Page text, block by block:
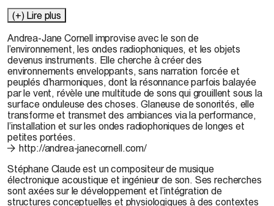
(+) Lire plus
Andrea-Jane Cornell improvise avec le son de
l’environnement, les ondes radiophoniques, et les objets
devenus instruments. Elle cherche à créer des
environnements enveloppants, sans narration forcée et
peuplés d’harmoniques, dont la résonnance parfois balayée
par le vent, révèle une multitude de sons qui grouillent sous la
surface onduleuse des choses. Glaneuse de sonorités, elle
transforme et transmet des ambiances via la performance,
l’installation et sur les ondes radiophoniques de longes et
petites portées.
http://andrea-janecornell.com/
Stéphane Claudeest un compositeur de musique
électronique acoustique et ingénieur de son. Ses recherches
sont axées sur le développement et l’intégration de
structures conceptuelles et physiologiques à des contextes